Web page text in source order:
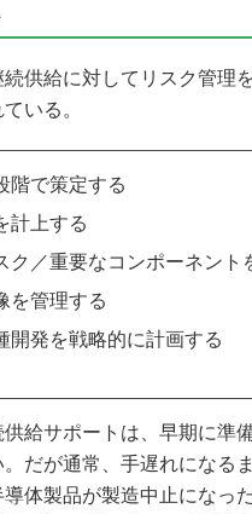
供給に対してリスク管理
いる。
階で策定する
計上する
ク／重要なコンポーネント
を管理する
開発を戦略的に計画する
給サポートは、早期に準
だが通常、手遅れになる
体製品が製造中止になっ